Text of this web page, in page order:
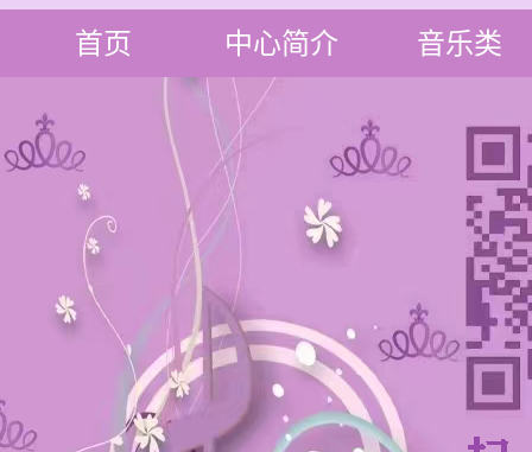
首页 中心简介 音乐类